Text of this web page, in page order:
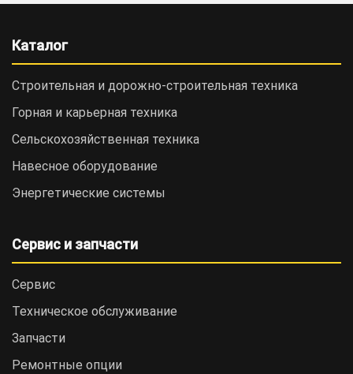
Каталог
Строительная и дорожно-cтроительная техника
Горная и карьерная техника
Сельскохозяйственная техника
Навесное оборудование
Энергетические системы
Сервис и запчасти
Сервис
Техническое обслуживание
Запчасти
Ремонтные опции